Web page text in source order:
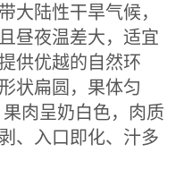
大陆性干旱气候，
昼夜温差大，适宜
供优越的自然环
状扁圆，果体匀
肉呈奶白色，肉质
、入口即化、汁多